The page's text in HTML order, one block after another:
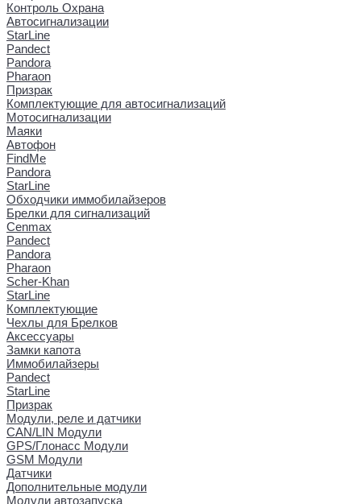
Контроль Охрана
Автосигнализации
StarLine
Pandect
Pandora
Pharaon
Призрак
Комплектующие для автосигнализаций
Мотосигнализации
Маяки
Автофон
FindMe
Pandora
StarLine
Обходчики иммобилайзеров
Брелки для сигнализаций
Cenmax
Pandect
Pandora
Pharaon
Scher-Khan
StarLine
Комплектующие
Чехлы для Брелков
Аксессуары
Замки капота
Иммобилайзеры
Pandect
StarLine
Призрак
Модули, реле и датчики
CAN/LIN Модули
GPS/Глонасс Модули
GSM Модули
Датчики
Дополнительные модули
Модули автозапуска